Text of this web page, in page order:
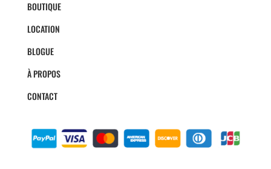
BOUTIQUE
LOCATION
BLOGUE
À PROPOS
CONTACT